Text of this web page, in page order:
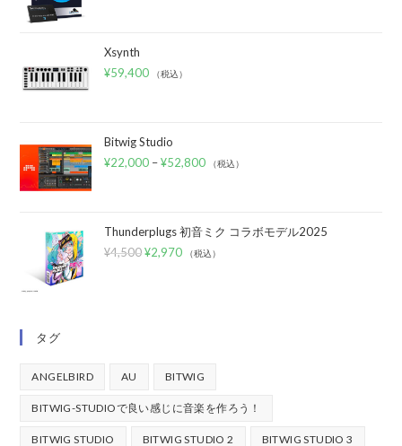
Xsynth
¥59,400 （税込）
Bitwig Studio
¥22,000 –¥52,800 （税込）
Thunderplugs 初音ミク コラボモデル2025
¥4,500 ¥2,970 （税込）
タグ
ANGELBIRD AU BITWIG
BITWIG-STUDIOで良い感じに音楽を作ろう！
BITWIG STUDIO BITWIG STUDIO 2 BITWIG STUDIO 3